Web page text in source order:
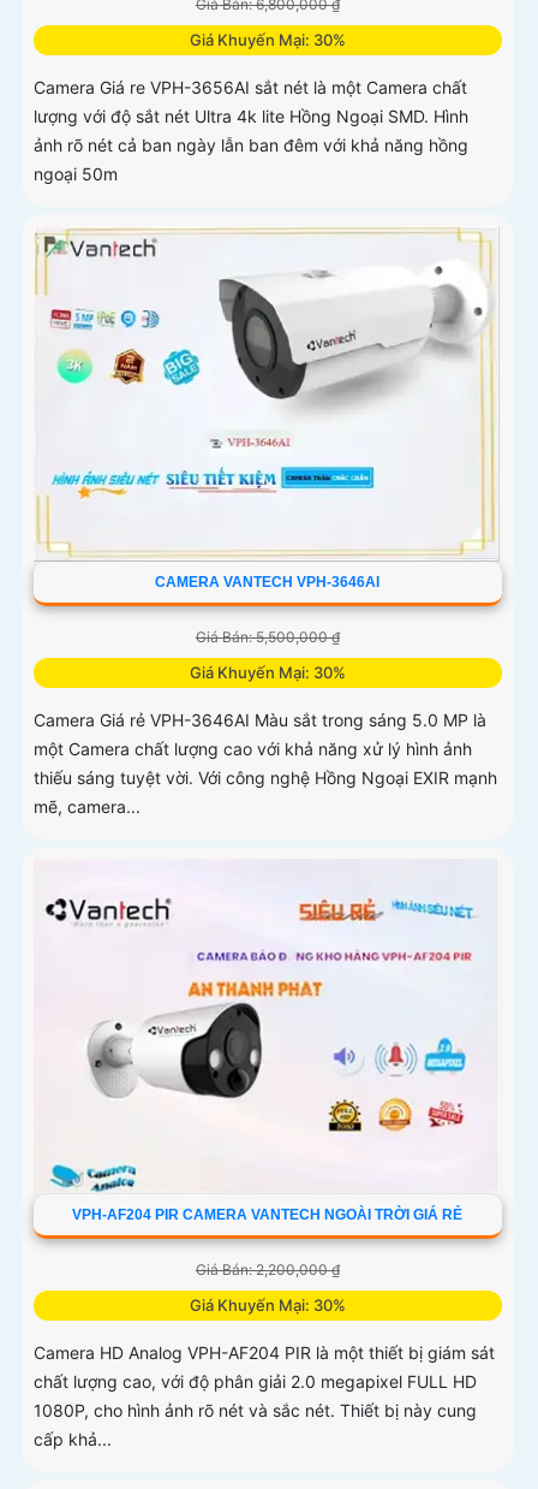
Giá Bán: 6,800,000 ₫
Giá Khuyến Mại: 30%
Camera Giá re VPH-3656AI sắt nét là một Camera chất
lượng với độ sắt nét Ultra 4k lite Hồng Ngoại SMD. Hình
ảnh rõ nét cả ban ngày lẫn ban đêm với khả năng hồng
ngoại 50m
CAMERA VANTECH VPH-3646AI
Giá Bán: 5,500,000 ₫
Giá Khuyến Mại: 30%
Camera Giá rẻ VPH-3646AI Màu sắt trong sáng 5.0 MP là
một Camera chất lượng cao với khả năng xử lý hình ảnh
thiếu sáng tuyệt vời. Với công nghệ Hồng Ngoại EXIR mạnh
mẽ, camera...
VPH-AF204 PIR CAMERA VANTECH NGOÀI TRỜI GIÁ RẺ
Giá Bán: 2,200,000 ₫
Giá Khuyến Mại: 30%
Camera HD Analog VPH-AF204 PIR là một thiết bị giám sát
chất lượng cao, với độ phân giải 2.0 megapixel FULL HD
1080P, cho hình ảnh rõ nét và sắc nét. Thiết bị này cung
cấp khả...